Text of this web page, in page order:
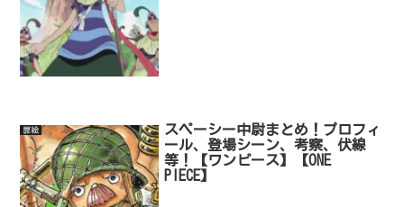
扉絵
スペーシー中尉まとめ！プロフィ
ール、登場シーン、考察、伏線
等！【ワンピース】【ONE
PIECE】